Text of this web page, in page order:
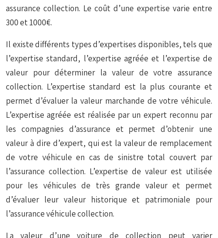
assurance collection. Le coût d’une expertise varie entre
300 et 1000€.
Il existe différents types d’expertises disponibles, tels que
l’expertise standard, l’expertise agréée et l’expertise de
valeur pour déterminer la valeur de votre assurance
collection. L’expertise standard est la plus courante et
permet d’évaluer la valeur marchande de votre véhicule.
L’expertise agréée est réalisée par un expert reconnu par
les compagnies d’assurance et permet d’obtenir une
valeur à dire d’expert, qui est la valeur de remplacement
de votre véhicule en cas de sinistre total couvert par
l’assurance collection. L’expertise de valeur est utilisée
pour les véhicules de très grande valeur et permet
d’évaluer leur valeur historique et patrimoniale pour
l’assurance véhicule collection.
La valeur d’une voiture de collection peut varier